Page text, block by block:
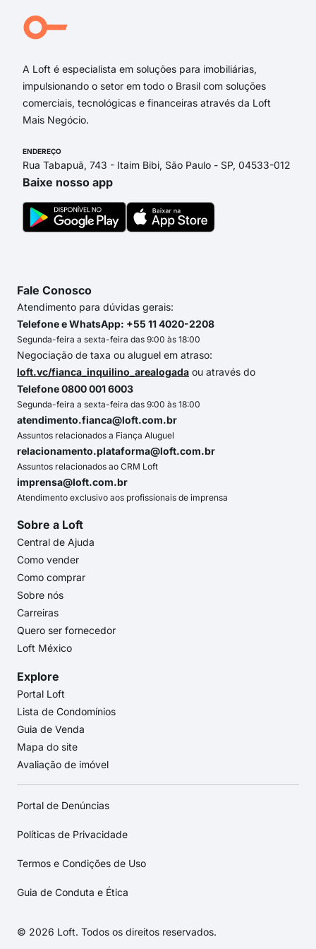
Rua T 49
Rua R 15
A Loft é especialista em soluções para imobiliárias,
impulsionando o setor em todo o Brasil com soluções
comerciais, tecnológicas e financeiras através da Loft
Mais Negócio.
ENDEREÇO
Rua Tabapuã, 743 - Itaim Bibi, São Paulo - SP, 04533-012
Baixe nosso app
Fale Conosco
Atendimento para dúvidas gerais:
Telefone e WhatsApp: +55 11 4020-2208
Segunda-feira a sexta-feira das 9:00 às 18:00
Negociação de taxa ou aluguel em atraso:
loft.vc/fianca_inquilino_arealogada ou através do
Telefone 0800 001 6003
Segunda-feira a sexta-feira das 9:00 às 18:00
atendimento.fianca@loft.com.br
Assuntos relacionados a Fiança Aluguel
relacionamento.plataforma@loft.com.br
Assuntos relacionados ao CRM Loft
imprensa@loft.com.br
Atendimento exclusivo aos profissionais de imprensa
Sobre a Loft
Central de Ajuda
Como vender
Como comprar
Sobre nós
Carreiras
Quero ser fornecedor
Loft México
Explore
Portal Loft
Lista de Condomínios
Guia de Venda
Mapa do site
Avaliação de imóvel
Portal de Denúncias
Políticas de Privacidade
Termos e Condições de Uso
Guia de Conduta e Ética
© 2026 Loft. Todos os direitos reservados.